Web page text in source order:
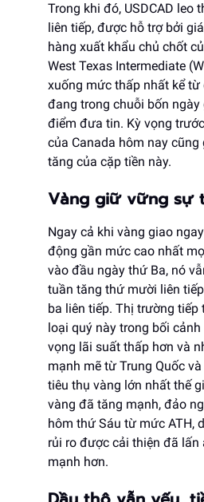
Trong khi đó, USDCAD leo
liên tiếp, được hỗ trợ bởi
hàng xuất khẩu chủ chốt
West Texas Intermediate
xuống mức thấp nhất kể
đang trong chuỗi bốn
điểm đưa tin. Kỳ vọng
của Canada hôm nay cũng
tăng của cặp tiền này.
Vàng giữ vững sự
Ngay cả khi vàng giao
động gần mức cao nhất
vào đầu ngày thứ Ba, nó
tuần tăng thứ mười liên
ba liên tiếp. Thị trường tiếp
loại quý này trong bối
vọng lãi suất thấp hơn và
mạnh mẽ từ Trung Quốc
tiêu thụ vàng lớn nhất thế
vàng đã tăng mạnh, đảo
hôm thứ Sáu từ mức ATH,
rủi ro được cải thiện đã
mạnh hơn.